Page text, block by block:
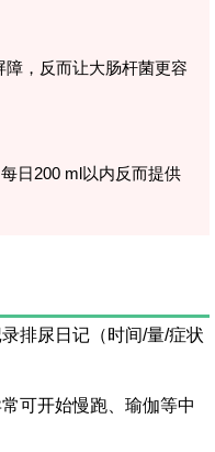
，反而让大肠杆菌更容
日200 ml以内反而提供
排尿日记（时间/量/症状
可开始慢跑、瑜伽等中